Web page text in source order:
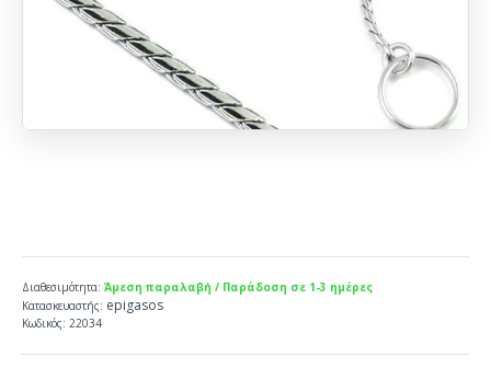
Διαθεσιμότητα: Άμεση παραλαβή / Παράδοση σε 1-3 ημέρες
Κατασκευαστής: epigasos
Κωδικός: 22034